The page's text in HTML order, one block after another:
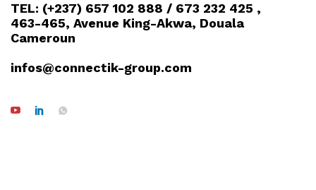
TEL: (+237) 657 102 888 / 673 232 425 ,
463-465, Avenue King-Akwa, Douala
Cameroun
infos@connectik-group.com